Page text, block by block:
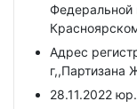
Адрес
г,,Партизана
28.11.2022